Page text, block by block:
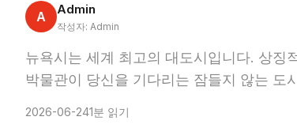
A Admin
작성자: Admin
뉴욕시는 세계 최고의 대도시입니다. 상징
박물관이 당신을 기다리는 잠들지 않는 도
2026-06-241분 읽기